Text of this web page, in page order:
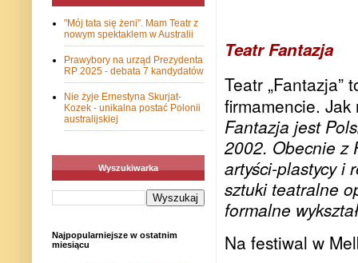
Teatr Fantazja
Teatr „Fantazja”
firmamencie.
Fantazja jest
2002. Obecnie z
artyści-plastycy i
sztuki teatralne
formalne
Na festiwal w
"Mój tata się żeni". Mam Teatr z
nowym spektaklem w Australii
Prawybory na urząd Prezydenta
RP 2025 - debata 7 kandydatów
Nie żyje Ernestyna Skurjat-
Kozek - unikalna postać Polonii
australijskiej
Wyszukiwarka
Najpopularniejsze w ostatnim
miesiącu